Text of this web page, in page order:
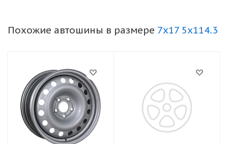
Похожие автошины в размере 7x17 5x114.3